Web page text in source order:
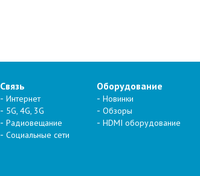
Связь
Интернет
5G, 4G, 3G
Радиовещание
Социальные сети
Оборудование
Новинки
Обзоры
HDMI оборудование